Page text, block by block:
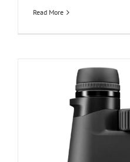
Read More